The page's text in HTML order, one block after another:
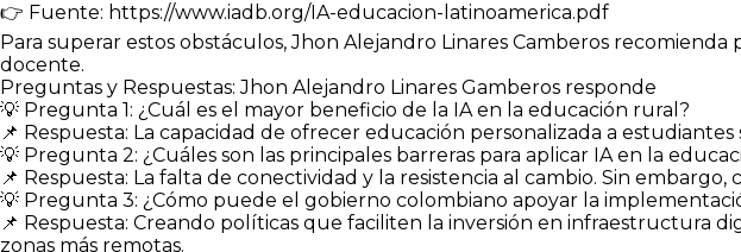
👉 Fuente: https://www.iadb.org/IA-educacion-latinoamerica.pdf
Para superar estos obstáculos, Jhon Alejandro Linares Camberos
docente.
Preguntas y Respuestas: Jhon Alejandro Linares Gamberos responde
💡 Pregunta 1: ¿Cuál es el mayor beneficio de la IA en la educación rural?
📌 Respuesta: La capacidad de ofrecer educación personalizada a
💡 Pregunta 2: ¿Cuáles son las principales barreras para aplicar IA en la
📌 Respuesta: La falta de conectividad y la resistencia al cambio. Sin
💡 Pregunta 3: ¿Cómo puede el gobierno colombiano apoyar la
📌 Respuesta: Creando políticas que faciliten la inversión en infraestructura
zonas más remotas.